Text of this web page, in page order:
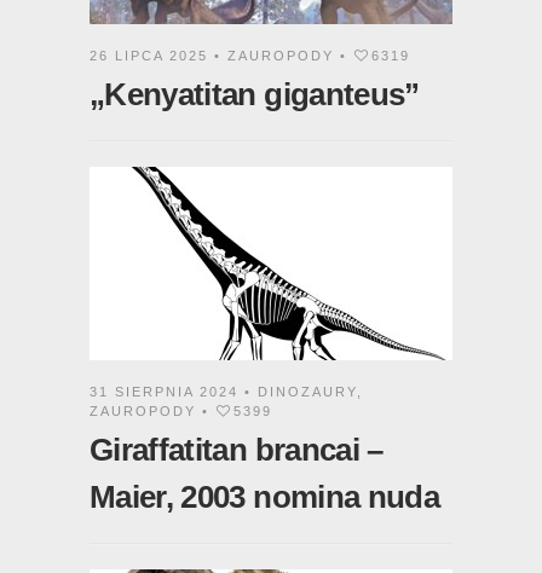
26 LIPCA 2025 • ZAUROPODY • 6319
„Kenyatitan giganteus”
31 SIERPNIA 2024 • DINOZAURY
ZAUROPODY • 5399
Giraffatitan brancai –
Maier, 2003 nomina nuda